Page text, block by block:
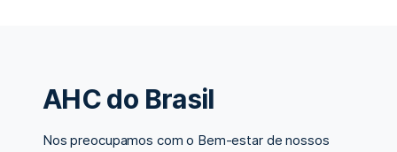
AHC do Brasil
Nos preocupamos com o Bem-estar de nossos